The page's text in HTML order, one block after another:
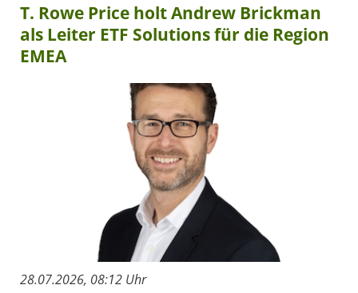
T. Rowe Price holt Andrew Brickman
als Leiter ETF Solutions für die Region
EMEA
28.07.2026, 08:12 Uhr